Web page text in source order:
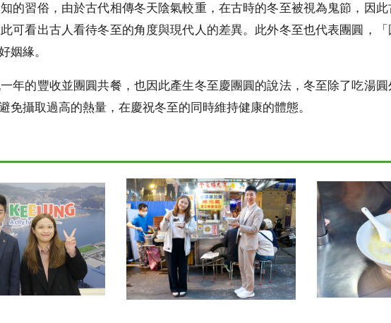
的習俗，由於古代相傳冬天陰氣較重，在古時的冬至被視為鬼節，因
可看出古人看待冬至的角度與現代人的差異。此外冬至也代表團圓，
姻緣。
年的豐收並團圓共餐，也因此產生冬至慶團圓的說法，冬至除了吃湯
攝取過高的熱量，在慶祝冬至的同時維持健康的體態。